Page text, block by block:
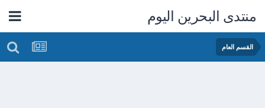
منتدى البحرين اليوم
القسم العام